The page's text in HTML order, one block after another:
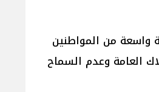
واسعة من المواطنين
العامة وعدم السماح